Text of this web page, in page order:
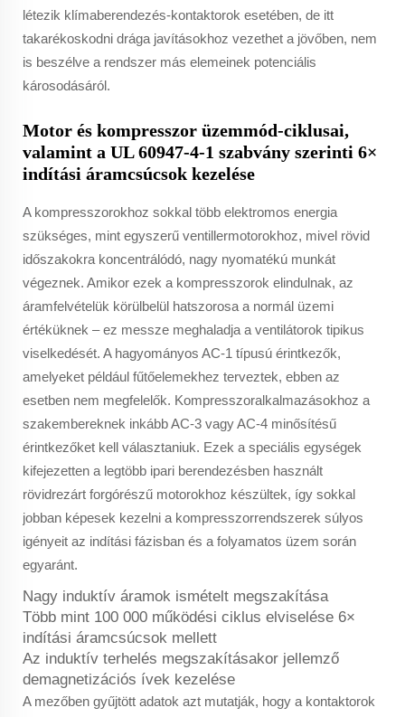
létezik klímaberendezés-kontaktorok esetében, de itt
takarékoskodni drága javításokhoz vezethet a jövőben, nem
is beszélve a rendszer más elemeinek potenciális
károsodásáról.
Motor és kompresszor üzemmód-ciklusai,
valamint a UL 60947-4-1 szabvány szerinti 6×
indítási áramcsúcsok kezelése
A kompresszorokhoz sokkal több elektromos energia
szükséges, mint egyszerű ventillermotorokhoz, mivel rövid
időszakokra koncentrálódó, nagy nyomatékú munkát
végeznek. Amikor ezek a kompresszorok elindulnak, az
áramfelvételük körülbelül hatszorosa a normál üzemi
értéküknek – ez messze meghaladja a ventilátorok tipikus
viselkedését. A hagyományos AC-1 típusú érintkezők,
amelyeket például fűtőelemekhez terveztek, ebben az
esetben nem megfelelők. Kompresszoralkalmazásokhoz a
szakembereknek inkább AC-3 vagy AC-4 minősítésű
érintkezőket kell választaniuk. Ezek a speciális egységek
kifejezetten a legtöbb ipari berendezésben használt
rövidrezárt forgórészű motorokhoz készültek, így sokkal
jobban képesek kezelni a kompresszorrendszerek súlyos
igényeit az indítási fázisban és a folyamatos üzem során
egyaránt.
Nagy induktív áramok ismételt megszakítása
Több mint 100 000 működési ciklus elviselése 6×
indítási áramcsúcsok mellett
Az induktív terhelés megszakításakor jellemző
demagnetizációs ívek kezelése
A mezőben gyűjtött adatok azt mutatják, hogy a kontaktorok